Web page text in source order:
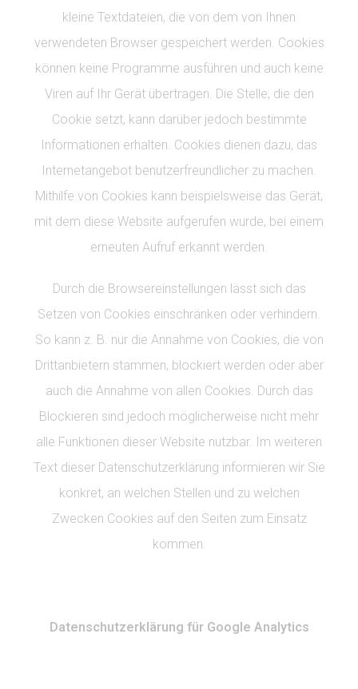
kleine Textdateien, die von dem von Ihnen
verwendeten Browser gespeichert werden. Cookies
können keine Programme ausführen und auch keine
Viren auf Ihr Gerät übertragen. Die Stelle, die den
Cookie setzt, kann darüber jedoch bestimmte
Informationen erhalten. Cookies dienen dazu, das
Internetangebot benutzerfreundlicher zu machen.
Mithilfe von Cookies kann beispielsweise das Gerät,
mit dem diese Website aufgerufen wurde, bei einem
erneuten Aufruf erkannt werden.
Durch die Browsereinstellungen lässt sich das
Setzen von Cookies einschränken oder verhindern.
So kann z. B. nur die Annahme von Cookies, die von
Drittanbietern stammen, blockiert werden oder aber
auch die Annahme von allen Cookies. Durch das
Blockieren sind jedoch möglicherweise nicht mehr
alle Funktionen dieser Website nutzbar. Im weiteren
Text dieser Datenschutzerklärung informieren wir Sie
konkret, an welchen Stellen und zu welchen
Zwecken Cookies auf den Seiten zum Einsatz
kommen.
Datenschutzerklärung für Google Analytics